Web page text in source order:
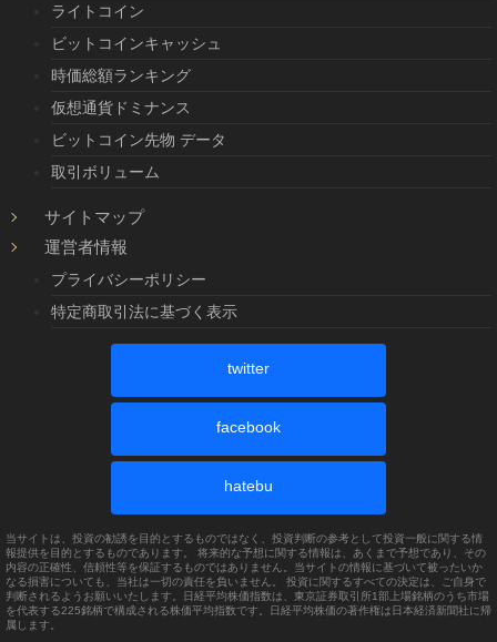
ライトコイン
ビットコインキャッシュ
時価総額ランキング
仮想通貨ドミナンス
ビットコイン先物 データ
取引ボリューム
サイトマップ
運営者情報
プライバシーポリシー
特定商取引法に基づく表示
twitter
facebook
hatebu
当サイトは、投資の勧誘を目的とするものではなく、投資判断の参考として投資一般に関する情
報提供を目的とするものであります。 将来的な予想に関する情報は、あくまで予想であり、その
内容の正確性、信頼性等を保証するものではありません。当サイトの情報に基づいて被ったいか
なる損害についても、当社は一切の責任を負いません。 投資に関するすべての決定は、ご自身で
判断されるようお願いいたします。日経平均株価指数は、東京証券取引所1部上場銘柄のうち市場
を代表する225銘柄で構成される株価平均指数です。日経平均株価の著作権は日本経済新聞社に帰
属します。